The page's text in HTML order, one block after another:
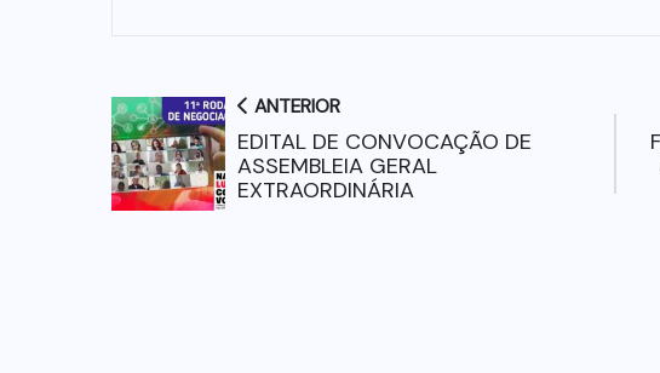
ANTERIOR
EDITAL DE CONVOCAÇÃO DE
ASSEMBLEIA GERAL
EXTRAORDINÁRIA